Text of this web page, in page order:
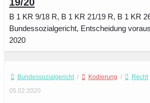
B 1 KR 9/18 R, B 1 KR 21/19 R, B 1 KR
Bundessozialgericht, Entscheidung
2020
Bundessozialgericht / Kodierung /
Recht
05.02.2020